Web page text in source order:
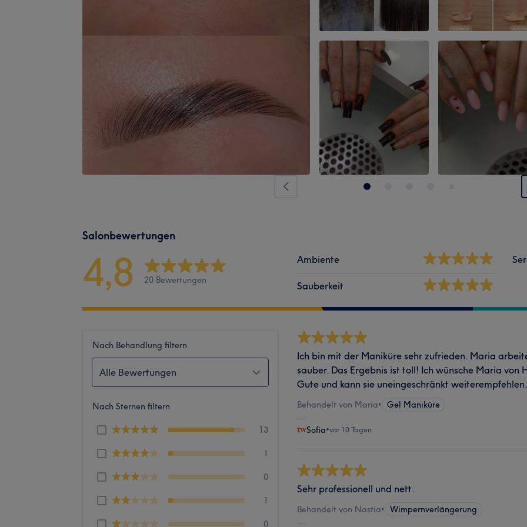
Salonbewertungen
4,8 20 Bewertungen
Ambiente
Sauberkeit
Nach Behandlung filtern
Alle Bewertungen
Nach Sternen filtern
13
1
0
1
0
Ich bin mit der Maniküre sehr zufrieden. Maria
sauber. Das Ergebnis ist toll! Ich wünsche Maria von
Gute und kann sie uneingeschränkt
Behandelt von Maria• Gel Maniküre
Sofia•vor 10 Tagen
Sehr professionell und nett.
Behandelt von Nastia• Wimpernverlängerung